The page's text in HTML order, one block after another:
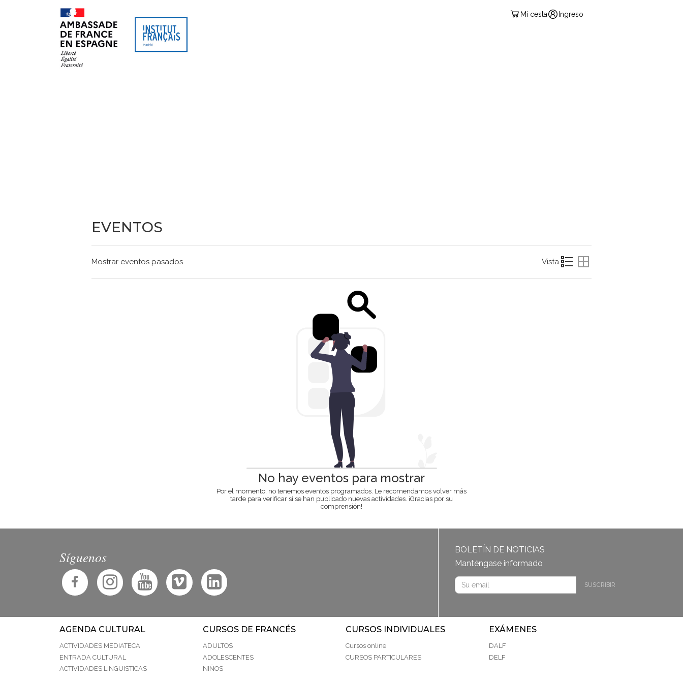
Mi cesta Ingreso
EVENTOS
Mostrar eventos pasados Vista
No hay eventos para mostrar
Por el momento, no tenemos eventos programados. Le recomendamos volver más
tarde para verificar si se han publicado nuevas actividades. ¡Gracias por su
comprensión!
Síguenos
BOLETÍN DE NOTICIAS
Manténgase informado
SUSCRIBIR
AGENDA CULTURAL
ACTIVIDADES MEDIATECA
ENTRADA CULTURAL
ACTIVIDADES LINGUISTICAS
CURSOS DE FRANCÉS
ADULTOS
ADOLESCENTES
NIÑOS
CURSOS INDIVIDUALES
Cursos online
CURSOS PARTICULARES
EXÁMENES
DALF
DELF